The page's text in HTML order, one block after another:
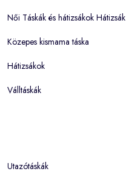
Női Táskák és hátizsákok Hátizsák
Közepes kismama táska
Hátizsákok
Válltáskák
Utazótáskák